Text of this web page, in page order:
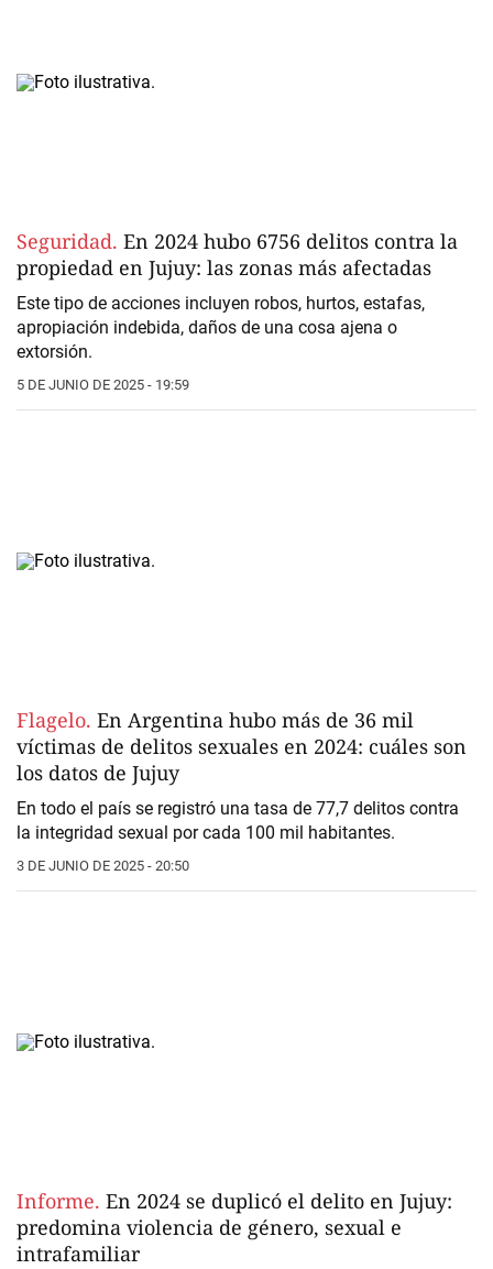
Seguridad. En 2024 hubo 6756 delitos contra la
propiedad en Jujuy: las zonas más afectadas
Este tipo de acciones incluyen robos, hurtos, estafas,
apropiación indebida, daños de una cosa ajena o
extorsión.
5 DE JUNIO DE 2025 - 19:59
Flagelo. En Argentina hubo más de 36 mil
víctimas de delitos sexuales en 2024: cuáles son
los datos de Jujuy
En todo el país se registró una tasa de 77,7 delitos contra
la integridad sexual por cada 100 mil habitantes.
3 DE JUNIO DE 2025 - 20:50
Informe. En 2024 se duplicó el delito en Jujuy:
predomina violencia de género, sexual e
intrafamiliar